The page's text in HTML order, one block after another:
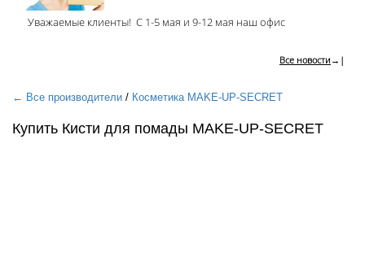
Уважаемые клиенты! С 1-5 мая и 9-12 мая наш офис
Все новости →|
← Все производители / Косметика MAKE-UP-SECRET
Купить Кисти для помады MAKE-UP-SECRET